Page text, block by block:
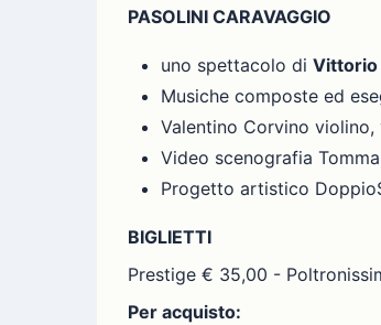
PASOLINI CARAVAGGIO
uno spettacolo di Vittorio
Musiche composte ed
Valentino Corvino
Video scenografia
Progetto artistico
BIGLIETTI
Prestige € 35,00 -
Per acquisto: